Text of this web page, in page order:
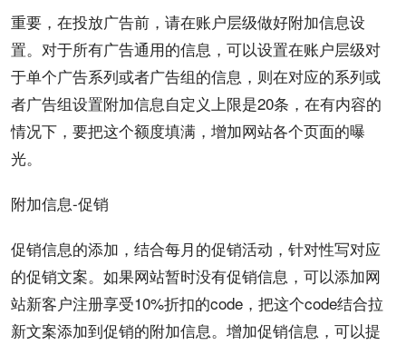
重要，在投放广告前，请在账户层级做好附加信息设
置。对于所有广告通用的信息，可以设置在账户层级对
于单个广告系列或者广告组的信息，则在对应的系列或
者广告组设置附加信息自定义上限是20条，在有内容的
情况下，要把这个额度填满，增加网站各个页面的曝
光。
附加信息-促销
促销信息的添加，结合每月的促销活动，针对性写对应
的促销文案。如果网站暂时没有促销信息，可以添加网
站新客户注册享受10%折扣的code，把这个code结合拉
新文案添加到促销的附加信息。增加促销信息，可以提